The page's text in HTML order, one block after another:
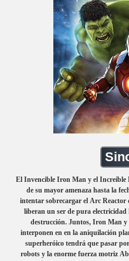
El Invencible Iron Man y el
de su mayor amenaza hasta la
intentar sobrecargar el Arc
liberan un ser de pura
destrucción. Juntos, Iron Man y
interponen en en la aniquilación
superheróico tendrá que pasar
robots y la enorme fuerza motriz